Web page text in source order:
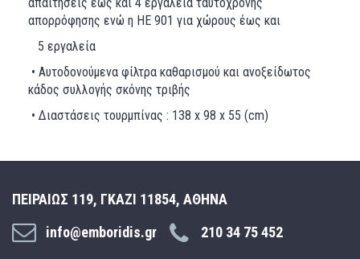
απορρόφησης ενώ η HE 901 για χώρους έως και
5 εργαλεία
• Αυτοδονούμενα φίλτρα καθαρισμού και ανοξείδωτος
κάδος συλλογής σκόνης τριβής
• Διαστάσεις τουρμπίνας : 138 x 98 x 55 (cm)
ΠΕΙΡΑΙΩΣ 119, ΓΚΑΖΙ 11854, ΑΘΗΝΑ
info@emboridis.gr
210 34 75 452